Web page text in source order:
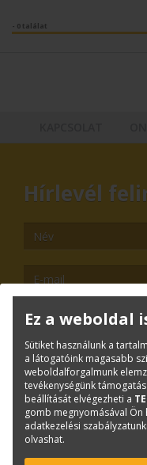
- 0 találat
Hírlevél
TOVÁBB
Leiratkozás
Kiemelt
Rólunk
Ez a weboldal
Sütiket használunk a
a látogatóink magasabb
weboldalforgalmunk
tevékenységünk
beállítását elvégezheti a
gomb megnyomásával Ön
adatkezelési
olvashat.